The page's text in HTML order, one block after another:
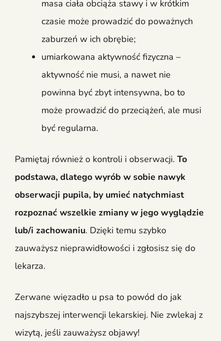
masa ciała obciąża stawy i w krótkim
czasie może prowadzić do poważnych
zaburzeń w ich obrębie;
umiarkowana aktywność fizyczna –
aktywność nie musi, a nawet nie
powinna być zbyt intensywna, bo to
może prowadzić do przeciążeń, ale musi
być regularna.
Pamiętaj również o kontroli i obserwacji. To
podstawa, dlatego wyrób w sobie nawyk
obserwacji pupila, by umieć natychmiast
rozpoznać wszelkie zmiany w jego wyglądzie
lub/i zachowaniu. Dzięki temu szybko
zauważysz nieprawidłowości i zgłosisz się do
lekarza.
Zerwane więzadło u psa to powód do jak
najszybszej interwencji lekarskiej. Nie zwlekaj z
wizytą, jeśli zauważysz objawy!